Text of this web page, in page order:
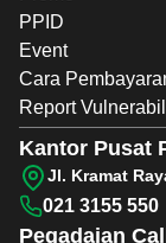
PPID
Event
Cara
Report
Pegadaian
Kantor Pusat
Jl. Kramat
021 3155 550